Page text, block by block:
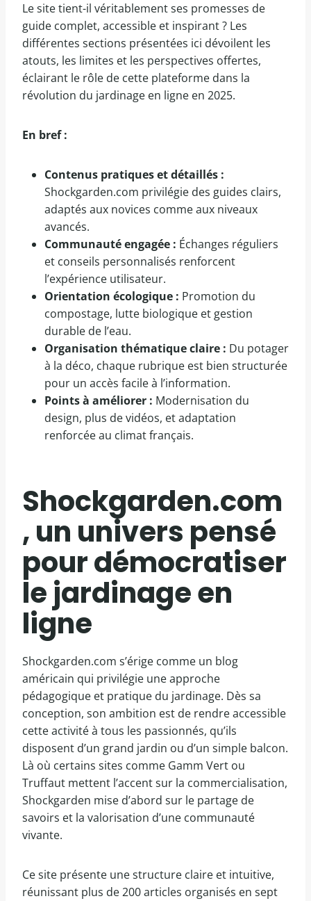
Le site tient-il véritablement ses promesses de
guide complet, accessible et inspirant ? Les
différentes sections présentées ici dévoilent les
atouts, les limites et les perspectives offertes,
éclairant le rôle de cette plateforme dans la
révolution du jardinage en ligne en 2025.
En bref :
Contenus pratiques et détaillés :
Shockgarden.com privilégie des guides clairs,
adaptés aux novices comme aux niveaux
avancés.
Communauté engagée : Échanges réguliers
et conseils personnalisés renforcent
l’expérience utilisateur.
Orientation écologique : Promotion du
compostage, lutte biologique et gestion
durable de l’eau.
Organisation thématique claire : Du potager
à la déco, chaque rubrique est bien structurée
pour un accès facile à l’information.
Points à améliorer : Modernisation du
design, plus de vidéos, et adaptation
renforcée au climat français.
Shockgarden.com
, un univers pensé
pour démocratiser
le jardinage en
ligne
Shockgarden.com s’érige comme un blog
américain qui privilégie une approche
pédagogique et pratique du jardinage. Dès sa
conception, son ambition est de rendre accessible
cette activité à tous les passionnés, qu’ils
disposent d’un grand jardin ou d’un simple balcon.
Là où certains sites comme Gamm Vert ou
Truffaut mettent l’accent sur la commercialisation,
Shockgarden mise d’abord sur le partage de
savoirs et la valorisation d’une communauté
vivante.
Ce site présente une structure claire et intuitive,
réunissant plus de 200 articles organisés en sept